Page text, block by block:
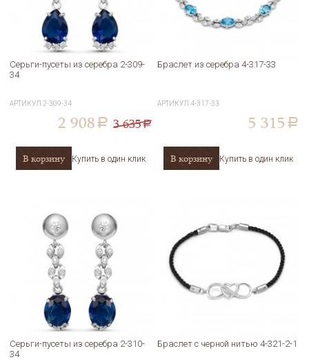
Серьги-пусеты из серебра 2-309-
34
АРТИКУЛ 2-309-34
2 908 a 3 635a
В корзину Купить в один клик
Браслет из серебра 4-317-33
АРТИКУЛ 4-317-33
5 315 a
В корзину Купить в один клик
Серьги-пусеты из серебра 2-310-
34
Браслет с черной нитью 4-321-2-1